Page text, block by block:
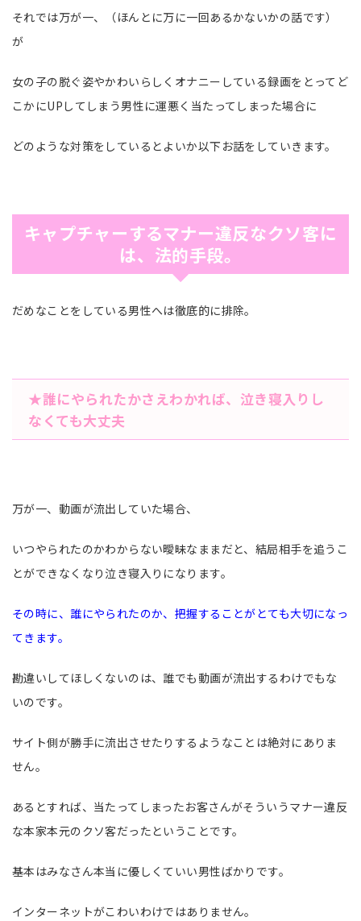
それでは万が一、（ほんとに万に一回あるかないかの話です）
が
女の子の脱ぐ姿やかわいらしくオナニーしている録画をとってど
こかにUPしてしまう男性に運悪く当たってしまった場合に
どのような対策をしているとよいか以下お話をしていきます。
キャプチャーするマナー違反なクソ客に
は、法的手段。
だめなことをしている男性へは徹底的に排除。
★誰にやられたかさえわかれば、泣き寝入りし
なくても大丈夫
万が一、動画が流出していた場合、
いつやられたのかわからない曖昧なままだと、結局相手を追うこ
とができなくなり泣き寝入りになります。
その時に、誰にやられたのか、把握することがとても大切になっ
てきます。
勘違いしてほしくないのは、誰でも動画が流出するわけでもな
いのです。
サイト側が勝手に流出させたりするようなことは絶対にありま
せん。
あるとすれば、当たってしまったお客さんがそういうマナー違反
な本家本元のクソ客だったということです。
基本はみなさん本当に優しくていい男性ばかりです。
インターネットがこわいわけではありません。